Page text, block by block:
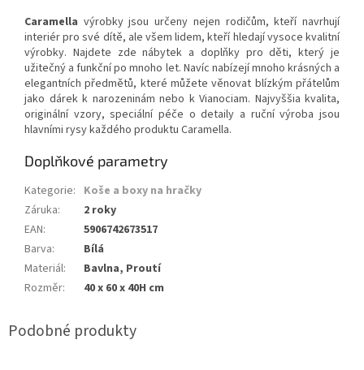
Caramella výrobky jsou určeny nejen rodičům, kteří navrhují
interiér pro své dítě, ale všem lidem, kteří hledají vysoce kvalitní
výrobky. Najdete zde nábytek a doplňky pro děti, který je
užitečný a funkční po mnoho let. Navíc nabízejí mnoho krásných a
elegantních předmětů, které můžete věnovat blízkým přátelům
jako dárek k narozeninám nebo k Vianociam. Najvyššia kvalita,
originální vzory, speciální péče o detaily a ruční výroba jsou
hlavními rysy každého produktu Caramella.
Doplňkové parametry
Kategorie: Koše a boxy na hračky
Záruka:
2 roky
EAN:
5906742673517
Barva:
Bílá
Materiál:
Bavlna, Proutí
Rozměr: 40 x 60 x 40H cm